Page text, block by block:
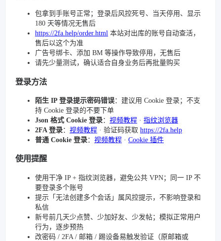
包拿到手账号正常；登录后风控死号、当天停用、显示
180 天等情况无售后
https://2fa.help/order.html 本站对出库的账号自动查活，
售后以这个为准
广告号绑卡、添加 BM 等操作导致停用，无售后
请先少量测试，确认适合自身业务后再批量购买
登录方法
陌生 IP 登录提示密码错误：建议用 Cookie 登录；不支
持 Cookie 登录的不要下单
Json 格式 Cookie 登录： 视频教程 · 指纹浏览器
2FA 登录： 视频教程 · 验证码获取 https://2fa.help
普通 Cookie 登录： 视频教程 · Cookie 插件
使用提醒
使用干净 IP + 指纹浏览器，避免公共 VPN；同一 IP 不
要登录多个账号
提示「无法创建多个会话」属风控提示，不影响登录和
私信
新号前几天少点赞、少加好友、少发帖；模拟正常用户
行为，逐步预热
改密码 / 2FA / 邮箱 / 踢设备易触发验证（原邮箱或